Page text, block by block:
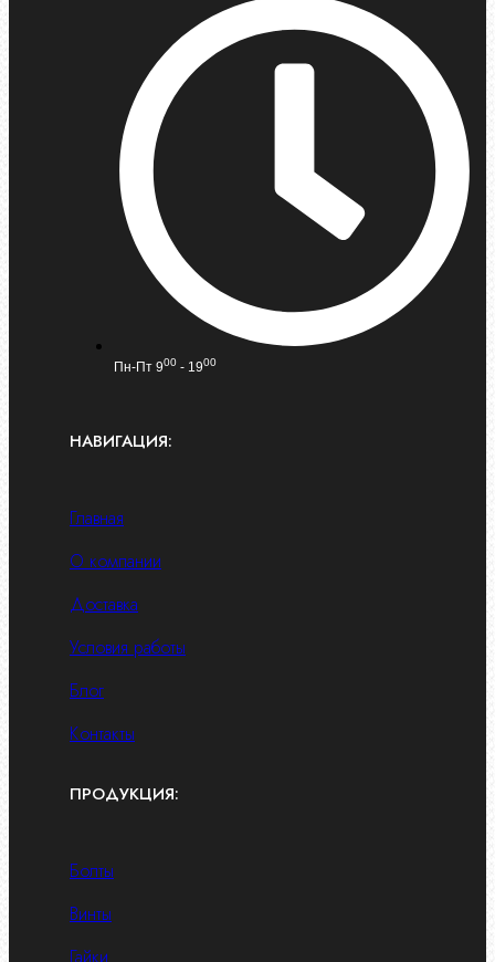
Пн-Пт 900 - 1900
НАВИГАЦИЯ:
Главная
О компании
Доставка
Условия работы
Блог
Контакты
ПРОДУКЦИЯ:
Болты
Винты
Гайки